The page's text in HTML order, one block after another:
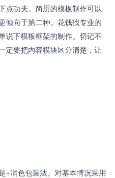
点功夫。简历的模板制作可以
倾向于第二种。花钱找专业的
说下模板框架的制作。切记不
定要把内容模块区分清楚，让
润色包装法。对基本情况采用